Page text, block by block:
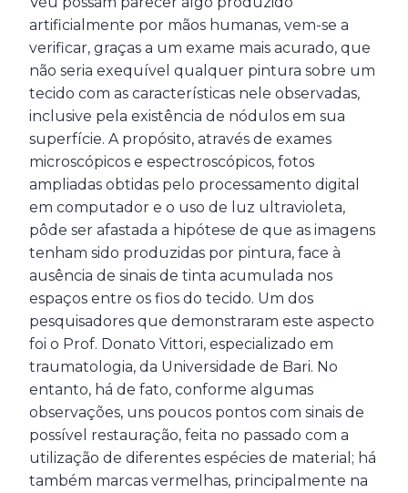
artificialmente por mãos humanas, vem-se a
verificar, graças a um exame mais acurado, que
não seria exequível qualquer pintura sobre um
tecido com as características nele observadas,
inclusive pela existência de nódulos em sua
superfície. A propósito, através de exames
microscópicos e espectroscópicos, fotos
ampliadas obtidas pelo processamento digital
em computador e o uso de luz ultravioleta,
pôde ser afastada a hipótese de que as imagens
tenham sido produzidas por pintura, face à
ausência de sinais de tinta acumulada nos
espaços entre os fios do tecido. Um dos
pesquisadores que demonstraram este aspecto
foi o Prof. Donato Vittori, especializado em
traumatologia, da Universidade de Bari. No
entanto, há de fato, conforme algumas
observações, uns poucos pontos com sinais de
possível restauração, feita no passado com a
utilização de diferentes espécies de material; há
também marcas vermelhas, principalmente na